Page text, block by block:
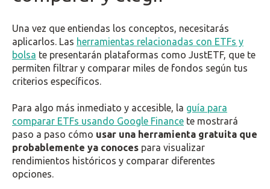
Una vez que entiendas los conceptos, necesitarás
aplicarlos. Las herramientas relacionadas con ETFs y
bolsa te presentarán plataformas como JustETF, que te
permiten filtrar y comparar miles de fondos según tus
criterios específicos.
Para algo más inmediato y accesible, la guía para
comparar ETFs usando Google Finance te mostrará
paso a paso cómo usar una herramienta gratuita que
probablemente ya conoces para visualizar
rendimientos históricos y comparar diferentes
opciones.